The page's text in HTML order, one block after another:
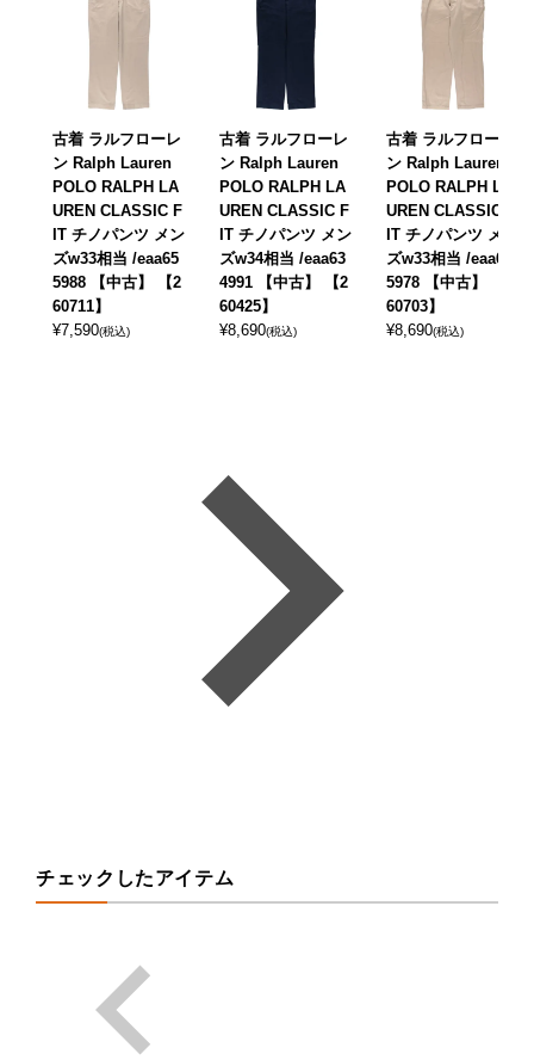
古着 ラルフローレ
ン Ralph Lauren
POLO RALPH LA
UREN CLASSIC F
IT チノパンツ メン
ズw33相当 /eaa65
5988 【中古】 【2
60711】
¥7,590(税込)
古着 ラルフローレ
ン Ralph Lauren
POLO RALPH LA
UREN CLASSIC F
IT チノパンツ メン
ズw34相当 /eaa63
4991 【中古】 【2
60425】
¥8,690(税込)
古着 ラルフローレ
ン Ralph Lauren
POLO RALPH LA
UREN CLASSIC F
IT チノパンツ メン
ズw33相当 /eaa65
5978 【中古】 【2
60703】
¥8,690(税込)
チェックしたアイテム